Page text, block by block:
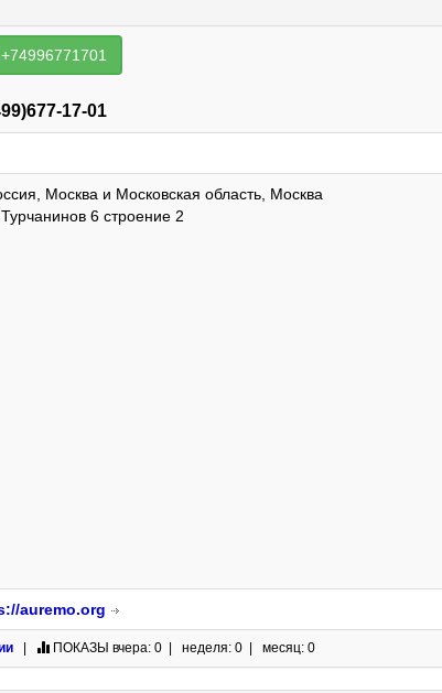
+74996771701
17-01
Москва и Московская область, Москва
6 строение 2
auremo.org
ПОКАЗЫ вчера: 0 | неделя: 0 | месяц: 0